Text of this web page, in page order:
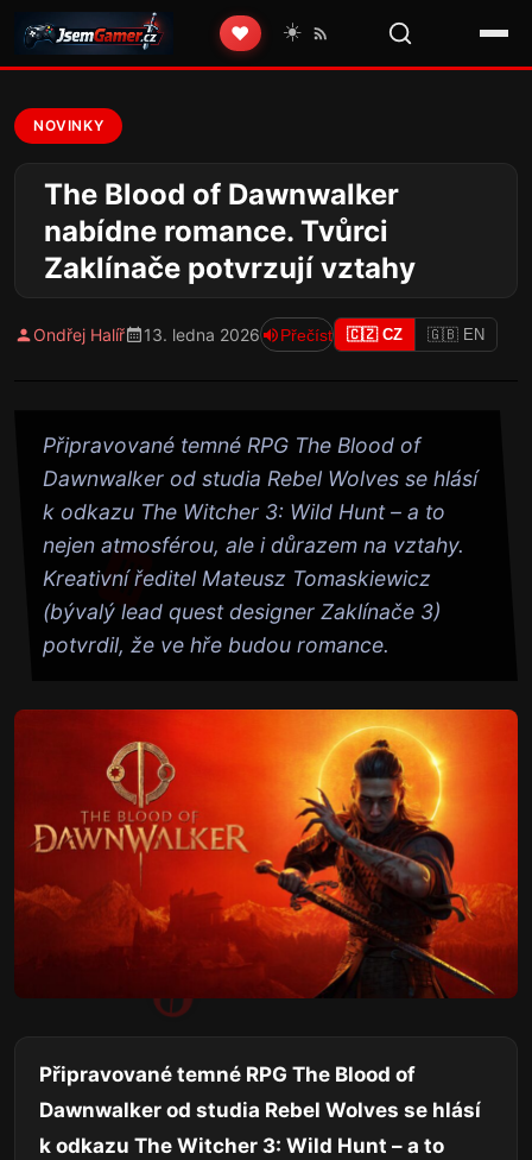
❤️ ☀️
NOVINKY
The Blood of Dawnwalker
nabídne romance. Tvůrci
Zaklínače potvrzují vztahy
Ondřej Halíř 13. ledna 2026 Přečíst 🇨🇿 CZ 🇬🇧 EN
Připravované temné RPG The Blood of
Dawnwalker od studia Rebel Wolves se hlásí
k odkazu The Witcher 3: Wild Hunt – a to
nejen atmosférou, ale i důrazem na vztahy.
Kreativní ředitel Mateusz Tomaskiewicz
(bývalý lead quest designer Zaklínače 3)
potvrdil, že ve hře budou romance.
Připravované temné RPG The Blood of
Dawnwalker od studia Rebel Wolves se hlásí
k odkazu The Witcher 3: Wild Hunt – a to